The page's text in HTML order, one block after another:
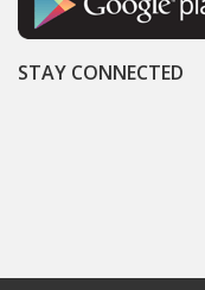
STAY CONNECTED